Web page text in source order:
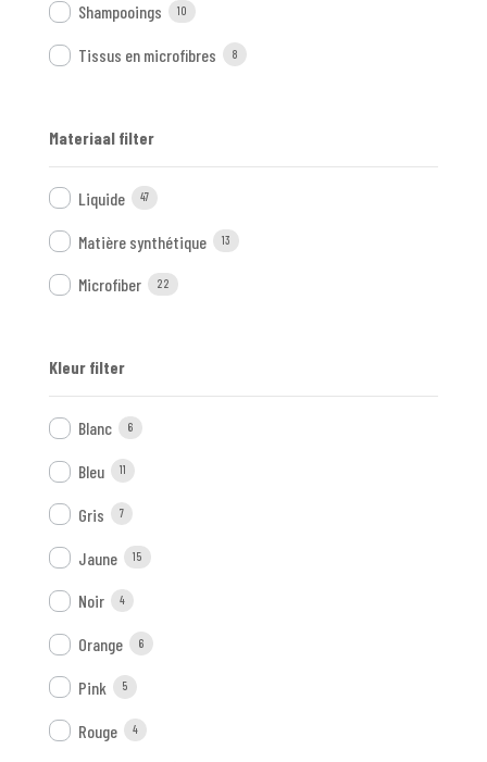
Shampooings 10
Tissus en microfibres 8
Materiaal filter
Liquide 47
Matière synthétique 13
Microfiber 22
Kleur filter
Blanc 6
Bleu 11
Gris 7
Jaune 15
Noir 4
Orange 6
Pink 5
Rouge 4